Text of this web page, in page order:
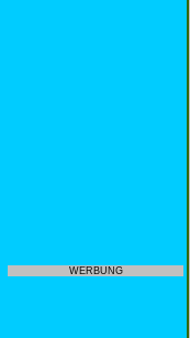
WERBUNG